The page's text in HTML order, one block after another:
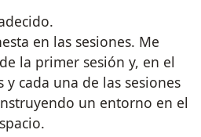
en las sesiones. Me
la primer sesión y, en el
cada una de las sesiones
un entorno en el